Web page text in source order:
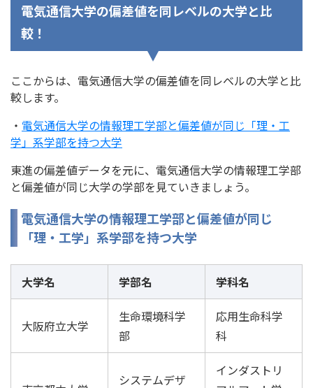
電気通信大学の偏差値を同レベルの大学と比
較！
ここからは、電気通信大学の偏差値を同レベルの大学と比
較します。
・ 電気通信大学の情報理工学部と偏差値が同じ「理・工
学」系学部を持つ大学
東進の偏差値データを元に、電気通信大学の情報理工学部
と偏差値が同じ大学の学部を見ていきましょう。
電気通信大学の情報理工学部と偏差値が同じ
「理・工学」系学部を持つ大学
大学名 学部名 学科名
大阪府立大学
生命環境科学
部
応用生命科学
科
システムデザ
インダストリ